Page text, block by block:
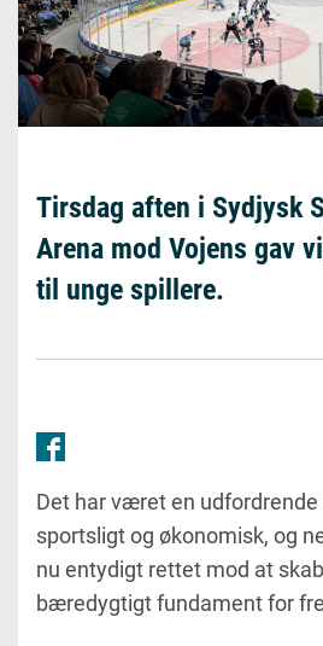
Tirsdag aften i Sydjysk
Arena mod Vojens gav
til unge spillere.
Det har været en
sportsligt og økonomisk, og
nu entydigt rettet mod at
bæredygtigt fundament for